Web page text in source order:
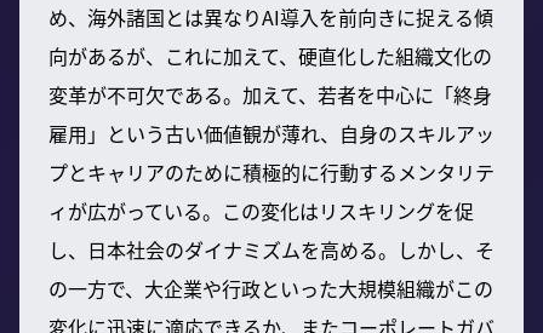
め、海外諸国とは異なりAI導入を前向きに捉える傾
向があるが、これに加えて、硬直化した組織文化の
変革が不可欠である。加えて、若者を中心に「終身
雇用」という古い価値観が薄れ、自身のスキルアッ
プとキャリアのために積極的に行動するメンタリテ
ィが広がっている。この変化はリスキリングを促
し、日本社会のダイナミズムを高める。しかし、そ
の一方で、大企業や行政といった大規模組織がこの
変化に迅速に適応できるか、またコーポレートガバ